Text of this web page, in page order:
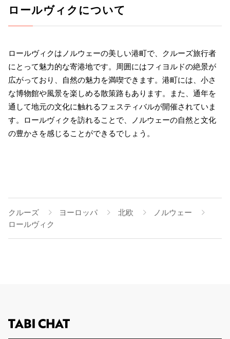
ロールヴィクについて
ロールヴィクはノルウェーの美しい港町で、クルーズ旅行者
にとって魅力的な寄港地です。周囲にはフィヨルドの絶景が
広がっており、自然の魅力を満喫できます。港町には、小さ
な博物館や風景を楽しめる散策路もあります。また、通年を
通して地元の文化に触れるフェスティバルが開催されていま
す。ロールヴィクを訪れることで、ノルウェーの自然と文化
の豊かさを感じることができるでしょう。
クルーズ ヨーロッパ 北欧
ノルウェー
ロールヴィク